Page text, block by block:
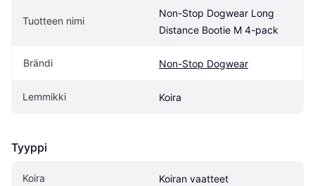
Tuotteen nimi
Non-Stop Dogwear Long
Distance Bootie M 4-pack
Brändi Non-Stop Dogwear
Lemmikki Koira
Tyyppi
Koira Koiran vaatteet